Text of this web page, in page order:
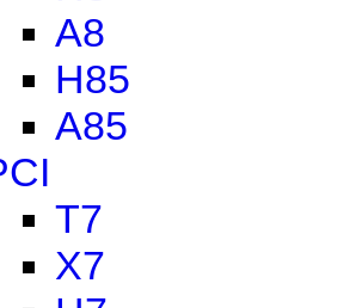
A8
H85
A85
T7
X7